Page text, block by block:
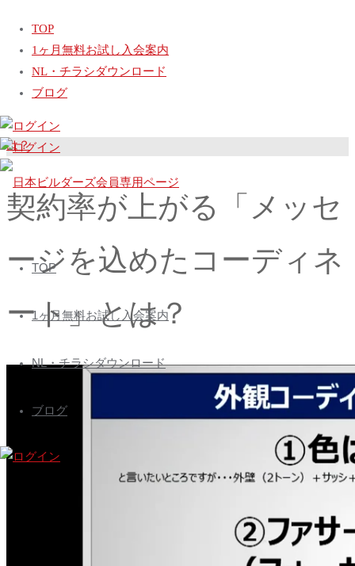
TOP
1ヶ月無料お試し入会案内
NL・チラシダウンロード
ブログ
日
ビ
ダ
用
ン
プ
TOP
1ヶ月無料お試し入会案内
NL・チラシダウンロード
ブログ
「打合せ時間を短縮する４つのコーディネート術」【無料公
開】(12分)
小さな家はカッコ悪くなるのか？【無料公開】(5分)
契約率が上がる「メッセ
ージを込めたコーディネ
ート」とは？